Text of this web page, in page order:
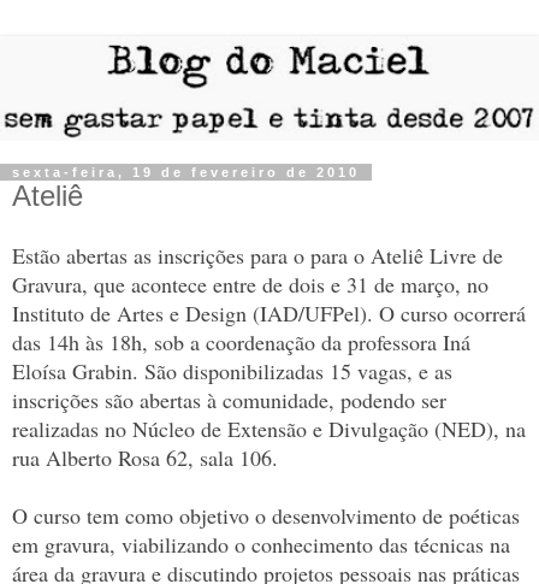
sexta-feira, 19 de fevereiro de 2010
Ateliê
Estão abertas as inscrições para o para o Ateliê Livre de
Gravura, que acontece entre de dois e 31 de março, no
Instituto de Artes e Design (IAD/UFPel). O curso ocorrerá
das 14h às 18h, sob a coordenação da professora Iná
Eloísa Grabin. São disponibilizadas 15 vagas, e as
inscrições são abertas à comunidade, podendo ser
realizadas no Núcleo de Extensão e Divulgação (NED), na
rua Alberto Rosa 62, sala 106.
O curso tem como objetivo o desenvolvimento de poéticas
em gravura, viabilizando o conhecimento das técnicas na
área da gravura e discutindo projetos pessoais nas práticas